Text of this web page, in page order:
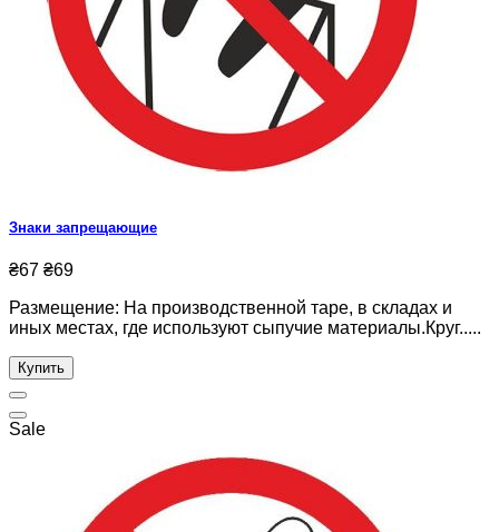
Знаки запрещающие
₴67 ₴69
Размещение: На производственной таре, в складах и
иных местах, где используют сыпучие материалы.Круг.....
Купить
Sale